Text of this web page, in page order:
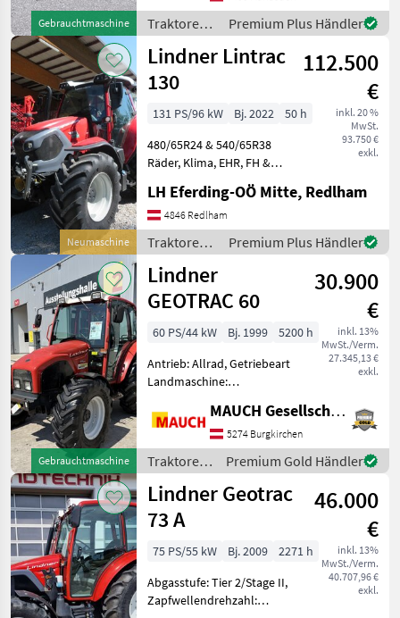
Gebrauchtmaschine
Lastschaltgetriebe, Antrieb:
Allrad, Plattform: Kabine,
Anhängevorric
Traktoren /
Lindner
Premium Plus Händler
Neumaschine
Lindner Lintrac
130
112.500
€
inkl. 20 %
MwSt.
93.750 €
exkl.
131 PS/96 kW Bj. 2022
50 h
480/65R24 & 540/65R38
Räder, Klima, EHR, FH &
Getriebe, Luftsitz, gef.
Vorderachse, 50km/h,
540/750/1000, 3 DW STG, 2
Leitungen nac
LH Eferding-OÖ Mitte, Redlham
4846 Redlham
Traktoren /
Lindner
Premium Plus Händler
Gebrauchtmaschine
Lindner
GEOTRAC 60
30.900
€
inkl. 13%
MwSt./Verm.
27.345,13 €
exkl.
60 PS/44 kW Bj. 1999
5200 h
Antrieb: Allrad, Getriebeart
Landmaschine:
Kabine,
Höchstgeschwindigkeit in
km/h: 40 km/h,
Bolzengröße
Anhängevorrichtung (mm):
32mm, Oberlenke
MAUCH Gesellschaft m.b.H. & Co.KG
5274 Burgkirchen
Traktoren
/ Lindner
Premium Gold Händler
Lindner Geotrac
73 A
46.000
€
inkl. 13%
MwSt./Verm.
40.707,96 €
exkl.
75 PS/55 kW Bj. 2009
2271 h
Abgasstufe: Tier 2/Stage II,
Zapfwellendrehzahl: